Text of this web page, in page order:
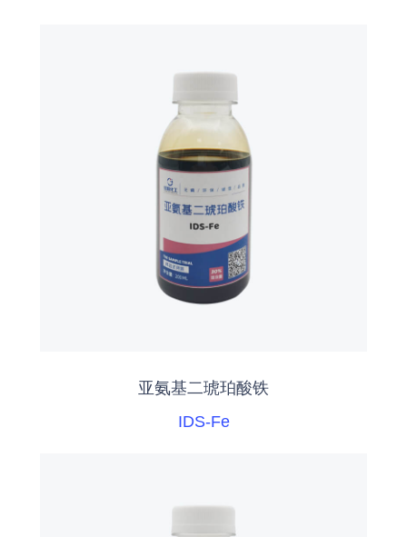
亚氨基二琥珀酸铁
IDS-Fe